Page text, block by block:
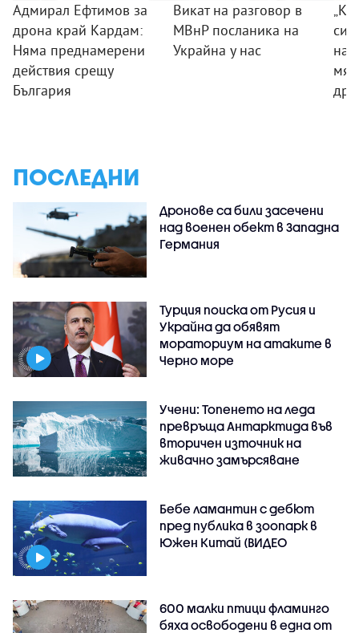
Адмирал Ефтимов за
дрона край Кардам:
Няма преднамерени
действия срещу
България
Викат на разговор в
МВнР посланика на
Украйна у нас
на
ПОСЛЕДНИ
Дронове са били засечени
над военен обект в Западна
Германия
Турция поиска от Русия и
Украйна да обявят
мораториум на атаките в
Черно море
Учени: Топенето на леда
превръща Антарктида във
вторичен източник на
живачно замърсяване
Бебе ламантин с дебют
пред публика в зоопарк в
Южен Китай (ВИДЕО
600 малки птици фламинго
бяха освободени в една от